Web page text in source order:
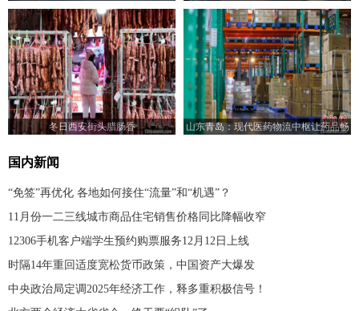
冬日西安街头腊肠香
山东青岛：现代医药物流中枢让药品畅
国内新闻
“免签”再优化 各地如何接住“流量”和“机遇”？
11月份一二三线城市商品住宅销售价格同比降幅收窄
12306手机客户端学生预约购票服务12月12日上线
时隔14年重回适度宽松货币政策，中国资产大爆发
中央政治局定调2025年经济工作，释多重积极信号！